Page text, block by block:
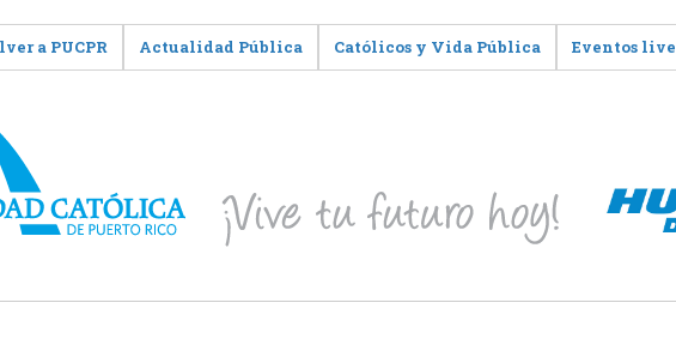
a PUCPR Actualidad Pública Católicos y Vida Pública Eventos live